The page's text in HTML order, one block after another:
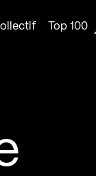
Top 100